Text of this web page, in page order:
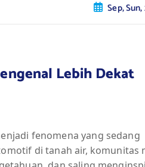
Sep,
Lebih Dekat
fenomena yang sedang
di tanah air, komunitas